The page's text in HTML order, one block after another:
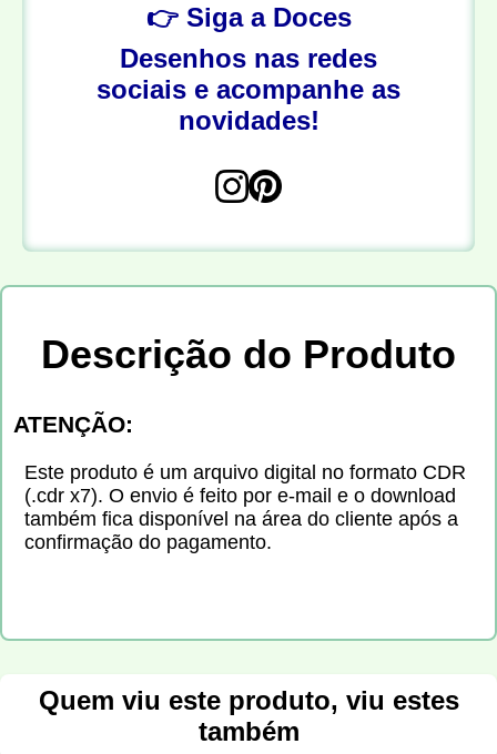
👉 Siga a Doces
Desenhos nas redes
sociais e acompanhe as
novidades!
Descrição do Produto
ATENÇÃO:
Este produto é um arquivo digital no formato CDR
(.cdr x7). O envio é feito por e-mail e o download
também fica disponível na área do cliente após a
confirmação do pagamento.
Quem viu este produto, viu estes
também